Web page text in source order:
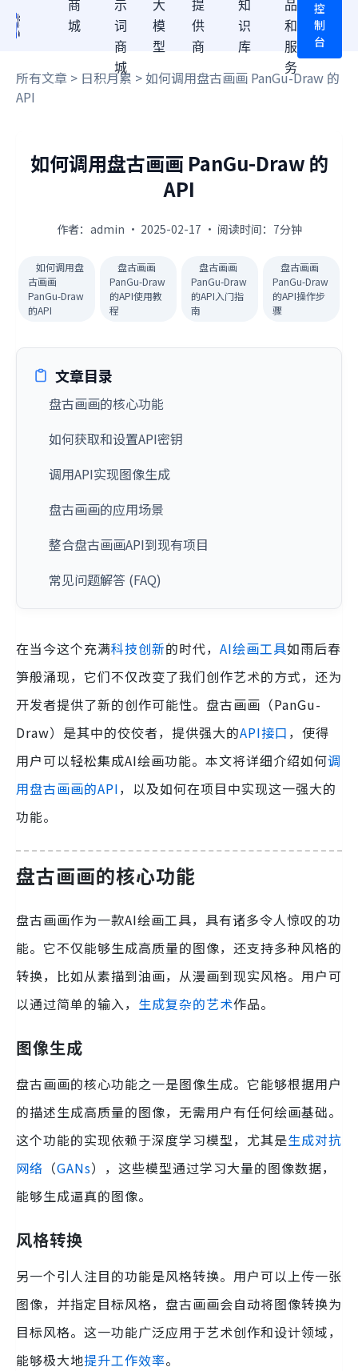
商
城
示
词
商
城
大
模
型
提
供
商
知
识
库
品
和
服
务
控
制
台
所有文章 > 日积月累 > 如何调用盘古画画 PanGu-Draw 的
API
如何调用盘古画画 PanGu-Draw 的
API
作者：admin · 2025-02-17 · 阅读时间：7分钟
如何调用盘
古画画
PanGu-Draw
的API
盘古画画
PanGu-Draw
的API使用教
程
盘古画画
PanGu-Draw
的API入门指
南
盘古画画
PanGu-Draw
的API操作步
骤
文章目录
盘古画画的核心功能
如何获取和设置API密钥
调用API实现图像生成
盘古画画的应用场景
整合盘古画画API到现有项目
常见问题解答 (FAQ)
在当今这个充满科技创新的时代， AI绘画工具如雨后春
笋般涌现，它们不仅改变了我们创作艺术的方式，还为
开发者提供了新的创作可能性。盘古画画（PanGu-
Draw）是其中的佼佼者，提供强大的API接口 ，使得
用户可以轻松集成AI绘画功能。本文将详细介绍如何调
用盘古画画的API，以及如何在项目中实现这一强大的
功能。
盘古画画的核心功能
盘古画画作为一款AI绘画工具，具有诸多令人惊叹的功
能。它不仅能够生成高质量的图像，还支持多种风格的
转换，比如从素描到油画，从漫画到现实风格。用户可
以通过简单的输入， 生成复杂的艺术作品。
图像生成
盘古画画的核心功能之一是图像生成。它能够根据用户
的描述生成高质量的图像，无需用户有任何绘画基础。
这个功能的实现依赖于深度学习模型，尤其是生成对抗
网络 （GANs），这些模型通过学习大量的图像数据，
能够生成逼真的图像。
风格转换
另一个引人注目的功能是风格转换。用户可以上传一张
图像，并指定目标风格，盘古画画会自动将图像转换为
目标风格。这一功能广泛应用于艺术创作和设计领域，
能够极大地提升工作效率。